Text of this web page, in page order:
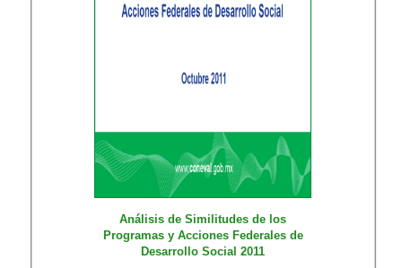
Análisis de Similitudes de los
Programas y Acciones Federales de
Desarrollo Social 2011